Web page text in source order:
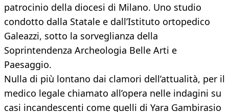
patrocinio della diocesi di Milano. Uno studio
condotto dalla Statale e dall’Istituto ortopedico
Galeazzi, sotto la sorveglianza della
Soprintendenza Archeologia Belle Arti e
Paesaggio.
Nulla di più lontano dai clamori dell’attualità, per il
medico legale chiamato all’opera nelle indagini su
casi incandescenti come quelli di Yara Gambirasio